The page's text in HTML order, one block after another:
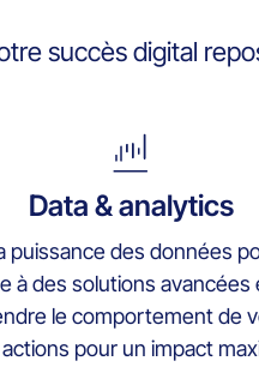
succès digital
Data & analytics
puissance des données
à des solutions
le comportement de
pour un impact